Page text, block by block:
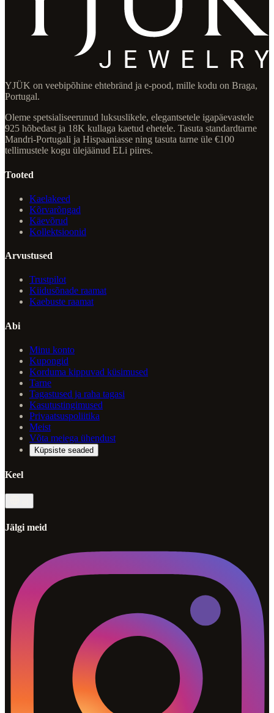
YJÜK on veebipõhine ehtebränd ja e-pood, mille kodu on Braga,
Portugal.
Oleme spetsialiseerunud luksuslikele, elegantsetele igapäevastele
925 hõbedast ja 18K kullaga kaetud ehetele. Tasuta standardtarne
Mandri-Portugali ja Hispaaniasse ning tasuta tarne üle €100
tellimustele kogu ülejäänud ELi piires.
Tooted
Kaelakeed
Kõrvarõngad
Käevõrud
Kollektsioonid
Arvustused
Trustpilot
Kiidusõnade raamat
Kaebuste raamat
Abi
Minu konto
Kupongid
Korduma kippuvad küsimused
Tarne
Tagastused ja raha tagasi
Kasutustingimused
Privaatsuspoliitika
Meist
Võta meiega ühendust
Küpsiste seaded
Keel
Jälgi meid